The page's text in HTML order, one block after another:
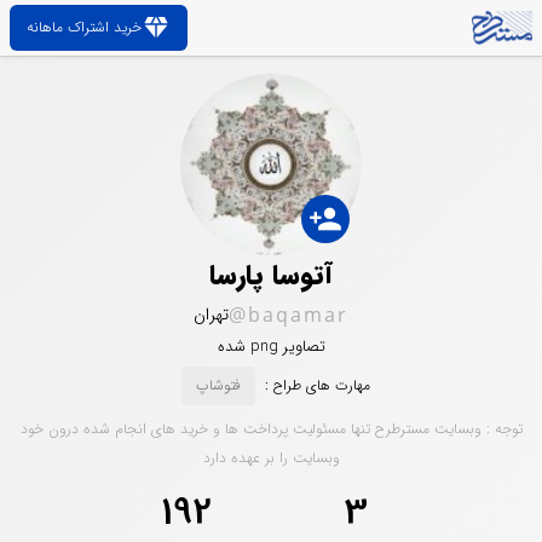
diamondخرید اشتراک ماهانه
person_add
آتوسا پارسا
@baqamarتهران
تصاویر png شده
مهارت های طراح :
فتوشاپ
توجه : وبسایت مسترطرح تنها مسئولیت پرداخت ها و خرید های انجام شده درون خود
وبسایت را بر عهده دارد
3
192